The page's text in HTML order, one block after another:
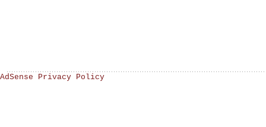
AdSense Privacy Policy